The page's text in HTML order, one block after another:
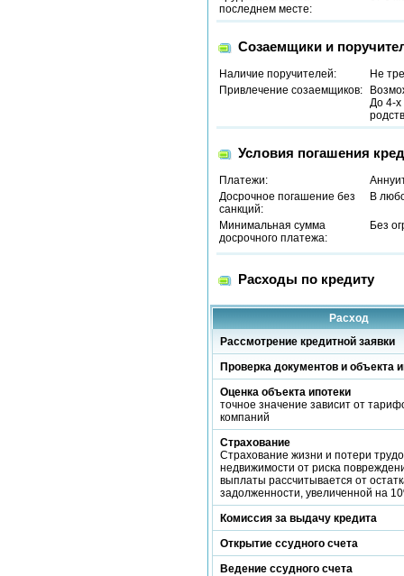
последнем месте:
Созаемщики и
Наличие поручителей:
Не
Привлечение созаемщиков:
До 4-х
Условия погашения
Платежи:
Досрочное погашение без
санкций:
В
Минимальная сумма
досрочного платежа:
Без
Расходы по кредиту
Расход
Рассмотрение кредитной заявки
Проверка документов и объекта
Оценка объекта ипотеки
точное значение зависит от
компаний
Страхование
Страхование жизни и потери
недвижимости от риска
выплаты рассчитывается от
задолженности, увеличенной на
Комиссия за выдачу кредита
Открытие ссудного счета
Ведение ссудного счета